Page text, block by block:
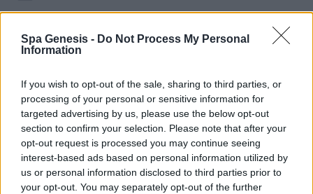
Spa Genesis - Do Not Process My Personal
Information
If you wish to opt-out of the sale, sharing to third parties, or
processing of your personal or sensitive information for
targeted advertising by us, please use the below opt-out
section to confirm your selection. Please note that after your
opt-out request is processed you may continue seeing
interest-based ads based on personal information utilized by
us or personal information disclosed to third parties prior to
your opt-out. You may separately opt-out of the further
Σύνδεση
Δεν έχετε λογαριασμό;Εγγραφείτε Τώρα